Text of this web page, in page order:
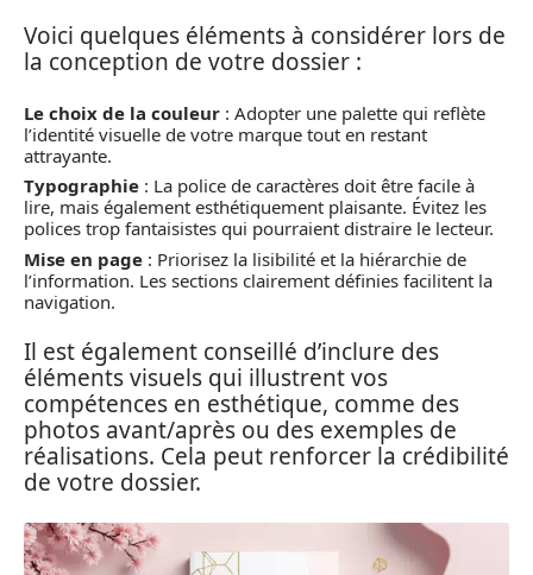
Voici quelques éléments à considérer lors de
la conception de votre dossier :
Le choix de la couleur : Adopter une palette qui reflète
l’identité visuelle de votre marque tout en restant
attrayante.
Typographie : La police de caractères doit être facile à
lire, mais également esthétiquement plaisante. Évitez les
polices trop fantaisistes qui pourraient distraire le lecteur.
Mise en page : Priorisez la lisibilité et la hiérarchie de
l’information. Les sections clairement définies facilitent la
navigation.
Il est également conseillé d’inclure des
éléments visuels qui illustrent vos
compétences en esthétique, comme des
photos avant/après ou des exemples de
réalisations. Cela peut renforcer la crédibilité
de votre dossier.